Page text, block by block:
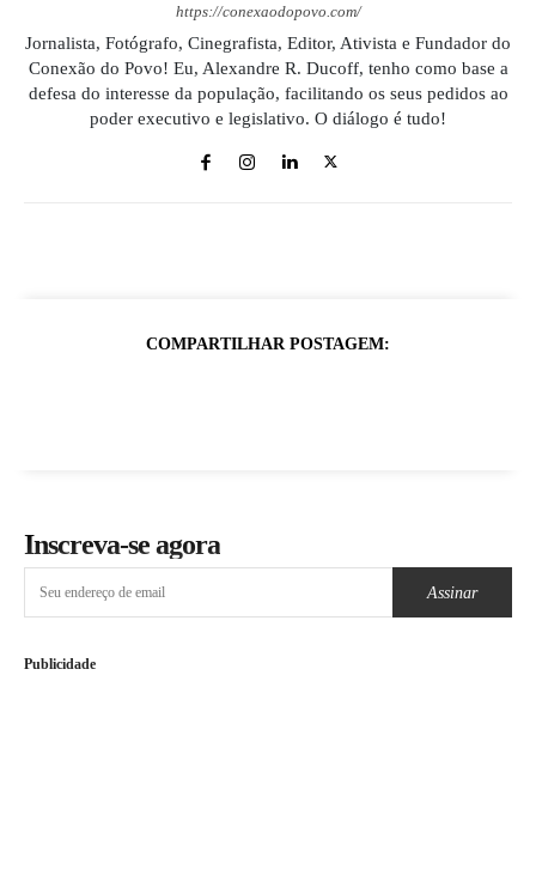
https://conexaodopovo.com/
Jornalista, Fotógrafo, Cinegrafista, Editor, Ativista e Fundador do
Conexão do Povo! Eu, Alexandre R. Ducoff, tenho como base a
defesa do interesse da população, facilitando os seus pedidos ao
poder executivo e legislativo. O diálogo é tudo!
COMPARTILHAR POSTAGEM:
Inscreva-se agora
Assinar
Publicidade